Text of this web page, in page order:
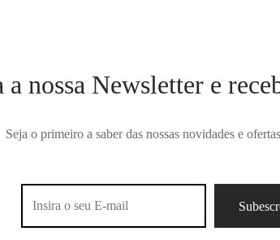
a nossa Newsletter e
Seja o primeiro a saber das nossas novidades e